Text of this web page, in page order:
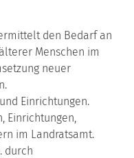
den Bedarf an
Menschen im
neuer
Einrichtungen.
Einrichtungen,
im Landratsamt.
durch